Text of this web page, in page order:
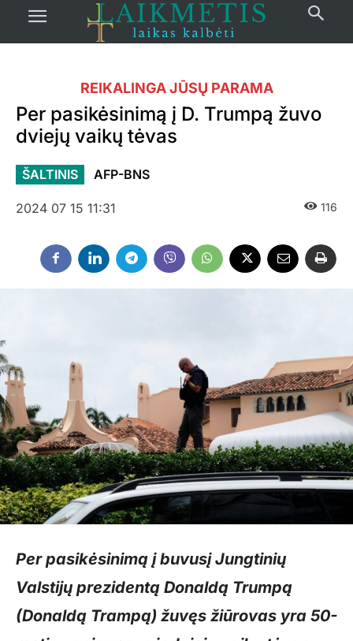
REIKALINGA JŪSŲ PARAMA
Per pasikėsinimą į D. Trumpą žuvo
dviejų vaikų tėvas
ŠALTINIS AFP-BNS
2024 07 15 11:31 116
Per pasikėsinimą į buvusį Jungtinių
Valstijų prezidentą Donaldą Trumpą
(Donaldą Trampą) žuvęs žiūrovas yra 50-